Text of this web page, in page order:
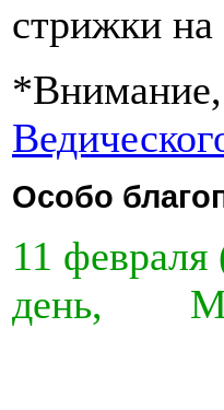
стрижки на
*Внимание,
Особо
11
день,